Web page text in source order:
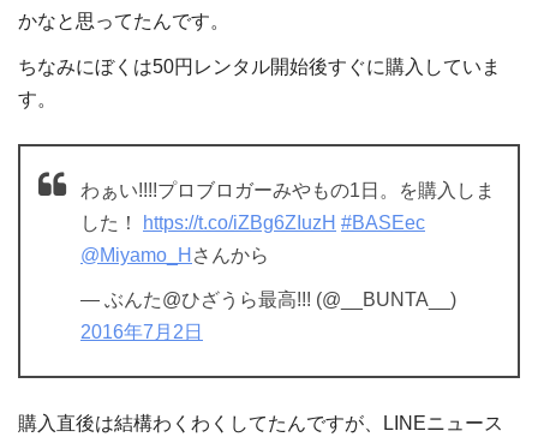
かなと思ってたんです。
ちなみにぼくは50円レンタル開始後すぐに購入していま
す。
わぁい!!!!プロブロガーみやもの1日。を購入しま
した！
https://t.co/iZBg6ZIuzH #BASEec
@Miyamo_H さんから
— ぶんた@ひざうら最高!!! (@__BUNTA__)
2016年7月2日
購入直後は結構わくわくしてたんですが、LINEニュース